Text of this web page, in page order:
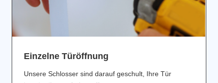
Einzelne Türöffnung
Unsere Schlosser sind darauf geschult, Ihre Tür